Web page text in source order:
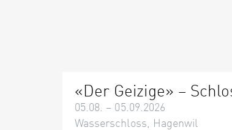
«Der Geizige» –
05.08. – 05.09.2026
Wasserschloss, Hagenwil